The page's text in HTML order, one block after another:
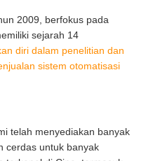
2009, berfokus pada
sejarah 14
diri dalam penelitian dan
sistem otomatisasi
telah menyediakan banyak
cerdas untuk banyak